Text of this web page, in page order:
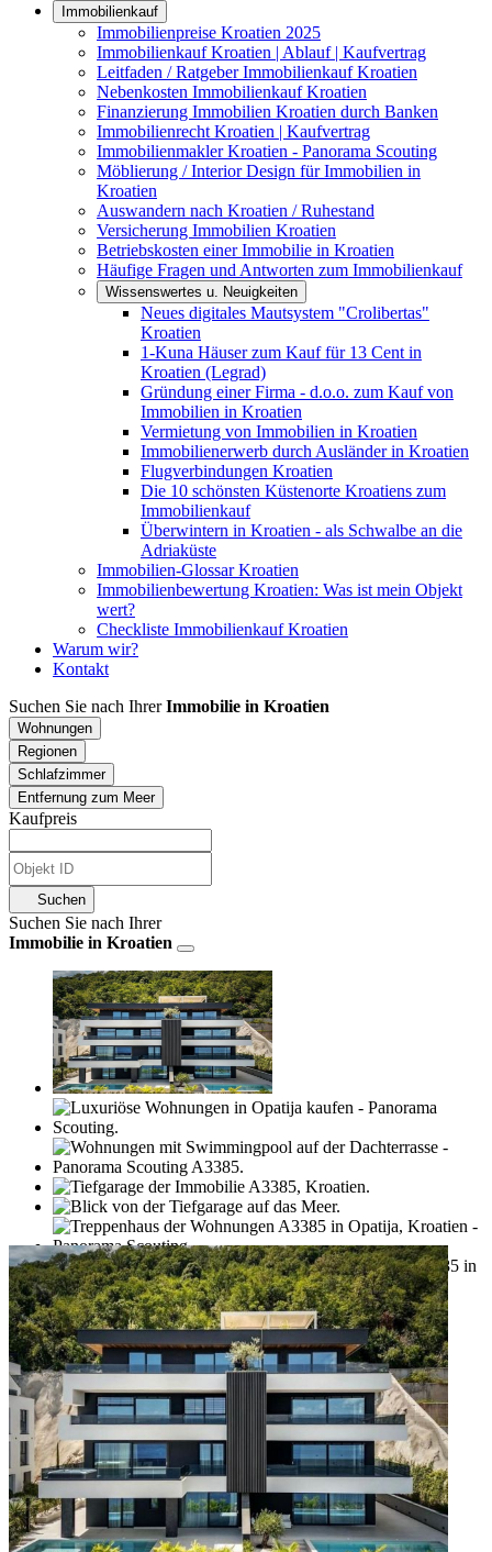
Immobilienkauf
Immobilienpreise Kroatien 2025
Immobilienkauf Kroatien | Ablauf | Kaufvertrag
Leitfaden / Ratgeber Immobilienkauf Kroatien
Nebenkosten Immobilienkauf Kroatien
Finanzierung Immobilien Kroatien durch Banken
Immobilienrecht Kroatien | Kaufvertrag
Immobilienmakler Kroatien - Panorama Scouting
Möblierung / Interior Design für Immobilien in
Kroatien
Auswandern nach Kroatien / Ruhestand
Versicherung Immobilien Kroatien
Betriebskosten einer Immobilie in Kroatien
Häufige Fragen und Antworten zum Immobilienkauf
Wissenswertes u. Neuigkeiten
Neues digitales Mautsystem "Crolibertas"
Kroatien
1-Kuna Häuser zum Kauf für 13 Cent in
Kroatien (Legrad)
Gründung einer Firma - d.o.o. zum Kauf von
Immobilien in Kroatien
Vermietung von Immobilien in Kroatien
Immobilienerwerb durch Ausländer in Kroatien
Flugverbindungen Kroatien
Die 10 schönsten Küstenorte Kroatiens zum
Immobilienkauf
Überwintern in Kroatien - als Schwalbe an die
Adriaküste
Immobilien-Glossar Kroatien
Immobilienbewertung Kroatien: Was ist mein Objekt
wert?
Checkliste Immobilienkauf Kroatien
Warum wir?
Kontakt
Suchen Sie nach IhrerImmobilie in Kroatien
Wohnungen
Regionen
Schlafzimmer
Entfernung zum Meer
Kaufpreis
Suchen
Suchen Sie nach Ihrer
Immobilie in Kroatien